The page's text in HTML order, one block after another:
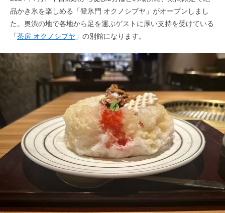
品かき氷を楽しめる「登氷門 オクノシブヤ」がオープンしまし
た。奥渋の地で各地から足を運ぶゲストに厚い支持を受けている
「茶房 オクノシブヤ 」の別館になります。